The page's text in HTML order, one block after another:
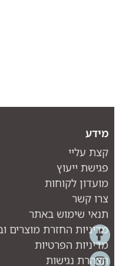
מידע
קצת עליי
פגישת ייעוץ
מועדון לקוחות
צרו קשר
תנאי שימוש באתר
מדיניות החזרת מוצרים
מדיניות הפרטיות
הצהרת נגישות